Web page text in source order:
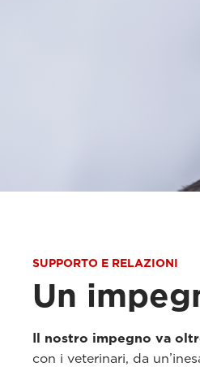
SUPPORTO E RELAZIONI
Un
Il nostro impegno va
con i veterinari, da